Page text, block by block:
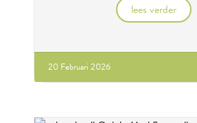
lees verder
20 Februari 2026